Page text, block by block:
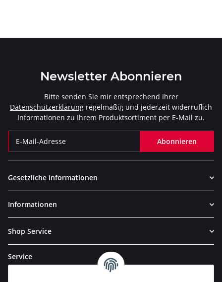
Newsletter Abonnieren
Bitte senden Sie mir entsprechend Ihrer
Datenschutzerklärung regelmäßig und jederzeit widerruflich
Informationen zu Ihrem Produktsortiment per E-Mail zu.
Abonnieren
Gesetzliche Informationen
Informationen
Shop Service
Service